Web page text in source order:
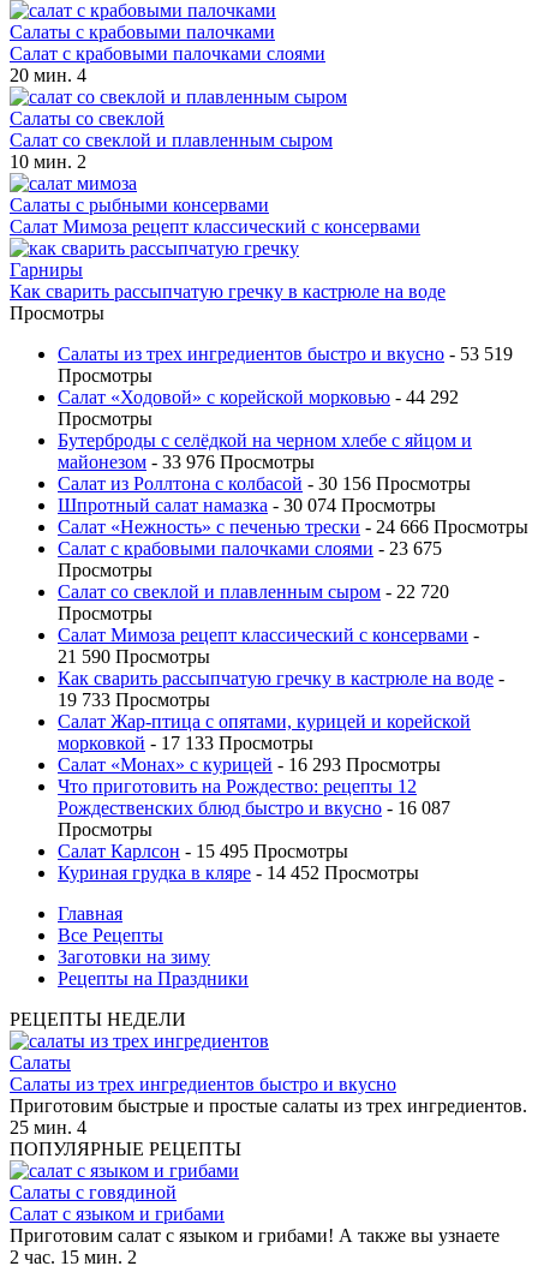
Салаты с крабовыми палочками
Салат с крабовыми палочками слоями
20 мин. 4
Салаты со свеклой
Салат со свеклой и плавленным сыром
10 мин. 2
Салаты с рыбными консервами
Салат Мимоза рецепт классический с консервами
Гарниры
Как сварить рассыпчатую гречку в кастрюле на воде
Просмотры
Салаты из трех ингредиентов быстро и вкусно - 53 519
Просмотры
Салат «Ходовой» с корейской морковью - 44 292
Просмотры
Бутерброды с селёдкой на черном хлебе с яйцом и
майонезом - 33 976 Просмотры
Салат из Роллтона с колбасой - 30 156 Просмотры
Шпротный салат намазка - 30 074 Просмотры
Салат «Нежность» с печенью трески - 24 666 Просмотры
Салат с крабовыми палочками слоями - 23 675
Просмотры
Салат со свеклой и плавленным сыром - 22 720
Просмотры
Салат Мимоза рецепт классический с консервами -
21 590 Просмотры
Как сварить рассыпчатую гречку в кастрюле на воде -
19 733 Просмотры
Салат Жар-птица с опятами, курицей и корейской
морковкой - 17 133 Просмотры
Салат «Монах» с курицей - 16 293 Просмотры
Что приготовить на Рождество: рецепты 12
Рождественских блюд быстро и вкусно - 16 087
Просмотры
Салат Карлсон - 15 495 Просмотры
Куриная грудка в кляре - 14 452 Просмотры
Главная
Все Рецепты
Заготовки на зиму
Рецепты на Праздники
РЕЦЕПТЫ НЕДЕЛИ
Салаты
Салаты из трех ингредиентов быстро и вкусно
Приготовим быстрые и простые салаты из трех ингредиентов.
25 мин. 4
ПОПУЛЯРНЫЕ РЕЦЕПТЫ
Салаты с говядиной
Салат с языком и грибами
Приготовим салат с языком и грибами! А также вы узнаете
2 час. 15 мин. 2